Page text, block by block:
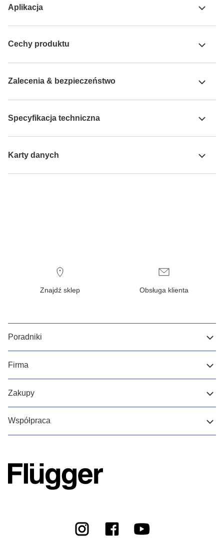
Aplikacja
Cechy produktu
Zalecenia & bezpieczeństwo
Specyfikacja techniczna
Karty danych
Znajdź sklep Obsługa klienta
Poradniki
Firma
Zakupy
Współpraca